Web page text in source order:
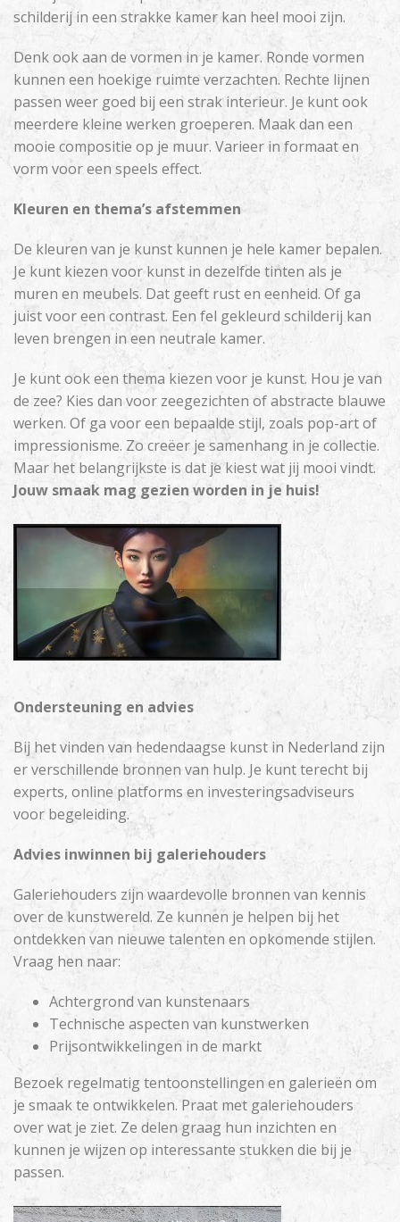
schilderij in een strakke kamer kan heel mooi zijn.
Denk ook aan de vormen in je kamer. Ronde vormen
kunnen een hoekige ruimte verzachten. Rechte lijnen
passen weer goed bij een strak interieur. Je kunt ook
meerdere kleine werken groeperen. Maak dan een
mooie compositie op je muur. Varieer in formaat en
vorm voor een speels effect.
Kleuren en thema’s afstemmen
De kleuren van je kunst kunnen je hele kamer bepalen.
Je kunt kiezen voor kunst in dezelfde tinten als je
muren en meubels. Dat geeft rust en eenheid. Of ga
juist voor een contrast. Een fel gekleurd schilderij kan
leven brengen in een neutrale kamer.
Je kunt ook een thema kiezen voor je kunst. Hou je van
de zee? Kies dan voor zeegezichten of abstracte blauwe
werken. Of ga voor een bepaalde stijl, zoals pop-art of
impressionisme. Zo creëer je samenhang in je collectie.
Maar het belangrijkste is dat je kiest wat jij mooi vindt.
Jouw smaak mag gezien worden in je huis!
Ondersteuning en advies
Bij het vinden van hedendaagse kunst in Nederland zijn
er verschillende bronnen van hulp. Je kunt terecht bij
experts, online platforms en investeringsadviseurs
voor begeleiding.
Advies inwinnen bij galeriehouders
Galeriehouders zijn waardevolle bronnen van kennis
over de kunstwereld. Ze kunnen je helpen bij het
ontdekken van nieuwe talenten en opkomende stijlen.
Vraag hen naar:
Achtergrond van kunstenaars
Technische aspecten van kunstwerken
Prijsontwikkelingen in de markt
Bezoek regelmatig tentoonstellingen en galerieën om
je smaak te ontwikkelen. Praat met galeriehouders
over wat je ziet. Ze delen graag hun inzichten en
kunnen je wijzen op interessante stukken die bij je
passen.